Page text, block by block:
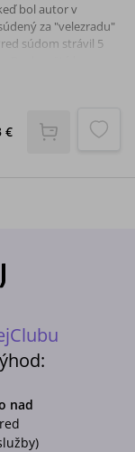
bol autor v
za "velezradu"
súdom strávil 5
€
nad